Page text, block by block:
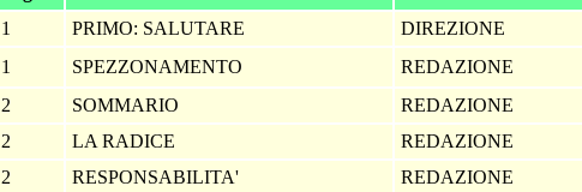
1 PRIMO: SALUTARE
DIREZIONE
1 SPEZZONAMENTO REDAZIONE
2 SOMMARIO
REDAZIONE
2 LA RADICE
REDAZIONE
2 RESPONSABILITA' REDAZIONE